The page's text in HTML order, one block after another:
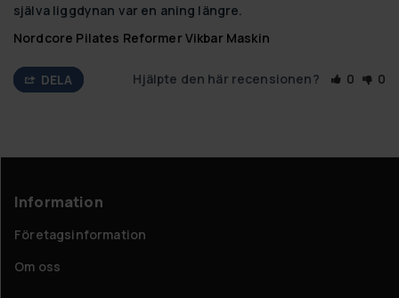
själva liggdynan var en aning längre.
Nordcore Pilates Reformer Vikbar Maskin
DELA Hjälpte den här recensionen? 0 0
Information
Företagsinformation
Om oss